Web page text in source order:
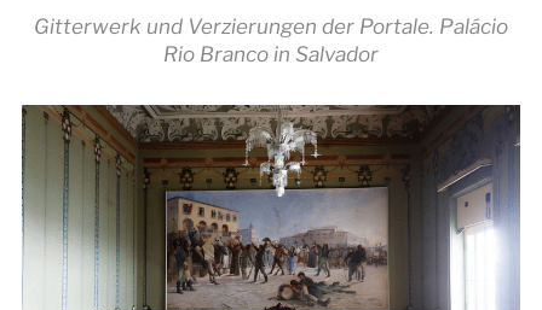
Gitterwerk und Verzierungen der Portale. Palácio
Rio Branco in Salvador